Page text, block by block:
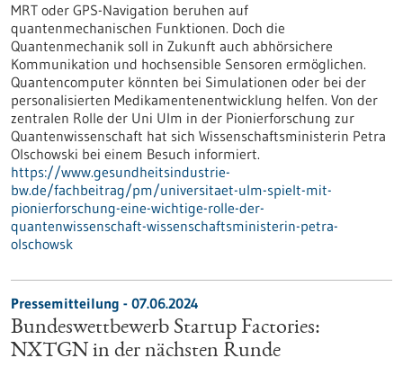
MRT oder GPS-Navigation beruhen auf
quantenmechanischen Funktionen. Doch die
Quantenmechanik soll in Zukunft auch abhörsichere
Kommunikation und hochsensible Sensoren ermöglichen.
Quantencomputer könnten bei Simulationen oder bei der
personalisierten Medikamentenentwicklung helfen. Von der
zentralen Rolle der Uni Ulm in der Pionierforschung zur
Quantenwissenschaft hat sich Wissenschaftsministerin Petra
Olschowski bei einem Besuch informiert.
https://www.gesundheitsindustrie-
bw.de/fachbeitrag/pm/universitaet-ulm-spielt-mit-
pionierforschung-eine-wichtige-rolle-der-
quantenwissenschaft-wissenschaftsministerin-petra-
olschowsk
Pressemitteilung - 07.06.2024
Bundeswettbewerb Startup Factories:
NXTGN in der nächsten Runde